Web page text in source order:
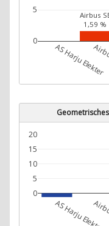
Airbus
1,59 %
AS Harju Elekter
0
5
AS Harju Elekter
-1,28 %
AS Harju Elekter
0
5
10
15
20